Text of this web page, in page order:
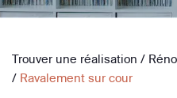
Trouver une réalisation /
/ Ravalement sur cour